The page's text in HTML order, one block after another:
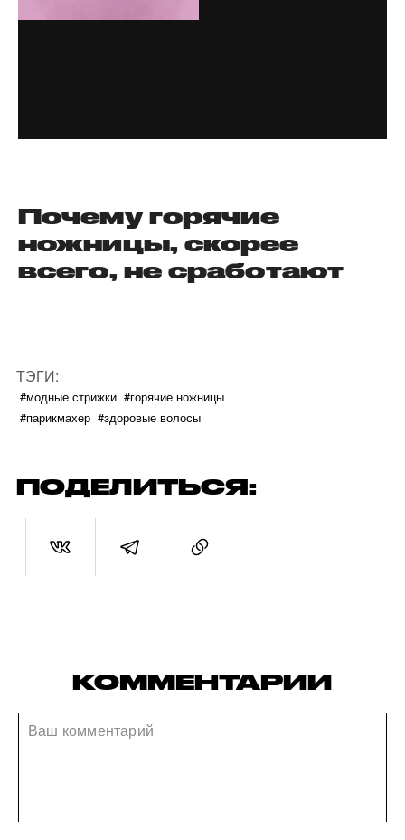
Почему горячие
ножницы, скорее
всего, не сработают
ТЭГИ:
#модные стрижки #горячие ножницы
#парикмахер #здоровые волосы
ПОДЕЛИТЬСЯ:
КОММЕНТАРИИ